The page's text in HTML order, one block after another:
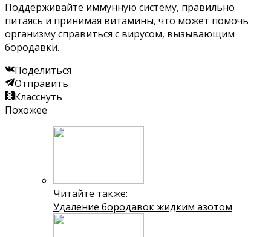
Поддерживайте иммунную систему, правильно
питаясь и принимая витамины, что может помочь
организму справиться с вирусом, вызывающим
бородавки.
Поделиться
Отправить
Класснуть
Похожее
Читайте также:
Удаление бородавок жидким азотом